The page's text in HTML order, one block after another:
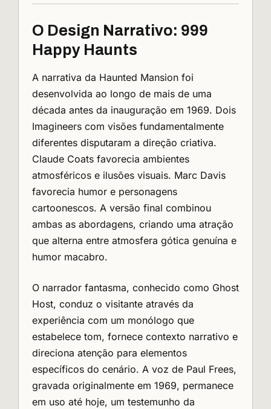
O Design Narrativo: 999
Happy Haunts
A narrativa da Haunted Mansion foi
desenvolvida ao longo de mais de uma
década antes da inauguração em 1969. Dois
Imagineers com visões fundamentalmente
diferentes disputaram a direção criativa.
Claude Coats favorecia ambientes
atmosféricos e ilusões visuais. Marc Davis
favorecia humor e personagens
cartoonescos. A versão final combinou
ambas as abordagens, criando uma atração
que alterna entre atmosfera gótica genuína e
humor macabro.
O narrador fantasma, conhecido como Ghost
Host, conduz o visitante através da
experiência com um monólogo que
estabelece tom, fornece contexto narrativo e
direciona atenção para elementos
específicos do cenário. A voz de Paul Frees,
gravada originalmente em 1969, permanece
em uso até hoje, um testemunho da